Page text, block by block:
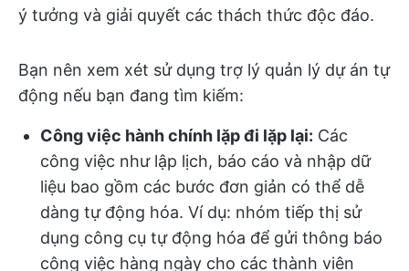
ý tưởng và giải quyết các thách thức độc đáo.
Bạn nên xem xét sử dụng trợ lý quản lý dự án tự
động nếu bạn đang tìm kiếm:
Công việc hành chính lặp đi lặp lại: Các
công việc như lập lịch, báo cáo và nhập dữ
liệu bao gồm các bước đơn giản có thể dễ
dàng tự động hóa. Ví dụ: nhóm tiếp thị sử
dụng công cụ tự động hóa để gửi thông báo
công việc hàng ngày cho các thành viên